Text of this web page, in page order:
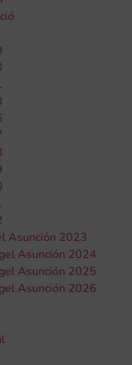
Asunción 2023
Asunción 2024
Asunción 2025
Asunción 2026